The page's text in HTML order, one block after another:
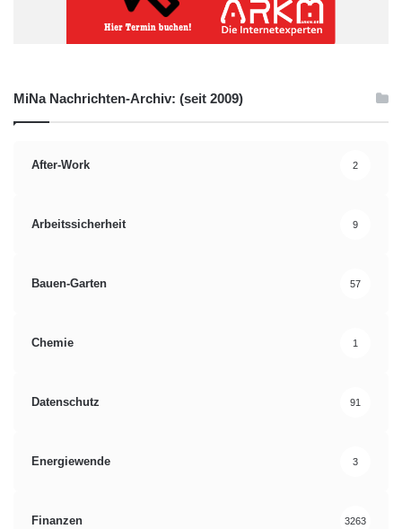
MiNa Nachrichten-Archiv: (seit 2009)
After-Work 2
Arbeitssicherheit 9
Bauen-Garten 57
Chemie 1
Datenschutz 91
Energiewende 3
Finanzen 3263